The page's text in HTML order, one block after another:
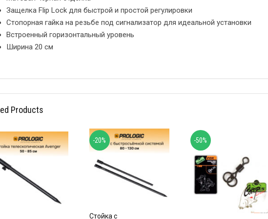
Защелка Flip Lock для быстрой и простой регулировки
Стопорная гайка на резьбе под сигнализатор для идеальной установки
Встроенный горизонтальный уровень
Ширина 20 см
Products
Стойка с
-20% -50%